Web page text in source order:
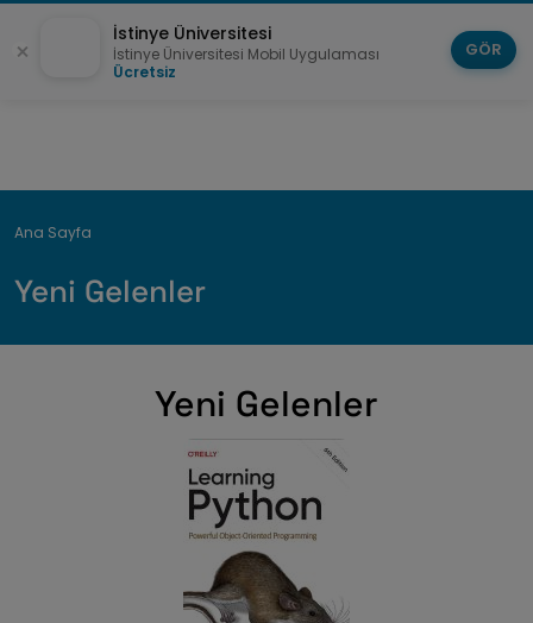
Breadcrumb
Ana Sayfa
Yeni Gelenler
Yeni Gelenler
İstinye Üniversitesi
İstinye Üniversitesi Mobil Uygulaması
Ücretsiz
GÖR